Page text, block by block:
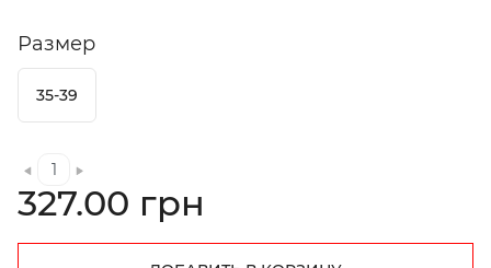
Размер
35-39
327.00 грн